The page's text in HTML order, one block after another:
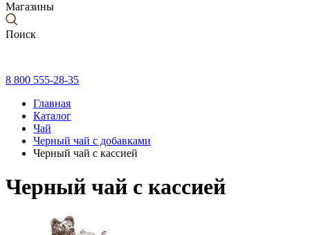
Магазины
Поиск
8 800 555-28-35
Главная
Каталог
Чай
Черный чай с добавками
Черный чай с кассией
Черный чай с кассией